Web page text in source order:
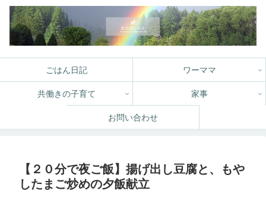
ごはん日記 ワーママ
共働きの子育て 家事
お問い合わせ
【２０分で夜ご飯】揚げ出し豆腐と、もや
したまご炒めの夕飯献立